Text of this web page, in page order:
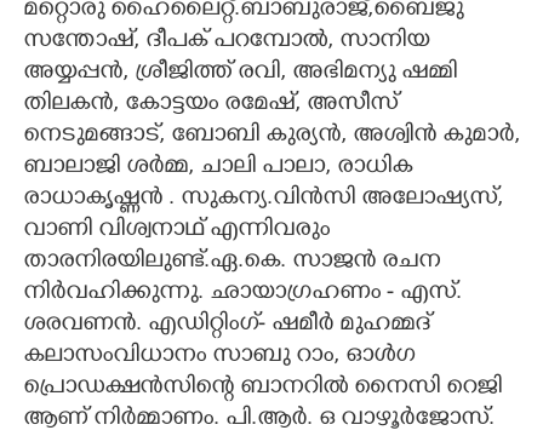
മറ്റൊരു ഹൈലൈറ്റ്.ബാബുരാജ്,ബൈജു
സന്തോഷ്, ദീപക് പറമ്പോൽ, സാനിയ
അയ്യപ്പൻ, ശ്രീജിത്ത് രവി, അഭിമന്യു ഷമ്മി
തിലകൻ, കോട്ടയം രമേഷ്, അസീസ്
നെടുമങ്ങാട്, ബോബി കുര്യൻ, അശ്വിൻ കുമാർ,
ബാലാജി ശർമ്മ, ചാലി പാലാ, രാധിക
രാധാകൃഷ്ണൻ . സുകന്യ.വിൻസി അലോഷ്യസ്,
വാണി വിശ്വനാഥ് എന്നിവരും
താരനിരയിലുണ്ട്.ഏ.കെ. സാജൻ രചന
നിർവഹിക്കുന്നു. ഛായാഗ്രഹണം - എസ്.
ശരവണൻ. എഡിറ്റിംഗ്- ഷമീർ മുഹമ്മദ്
കലാസംവിധാനം സാബു റാം, ഓൾഗ
പ്രൊഡക്ഷൻസിന്റെ ബാനറിൽ നൈസി റെജി
ആണ് നിർമ്മാണം. പി.ആർ. ഒ വാഴൂർജോസ്.